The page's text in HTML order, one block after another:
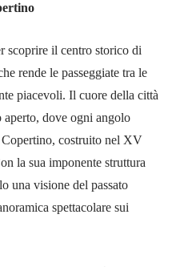
scoprire il centro storico di
rende le passeggiate tra le
piacevoli. Il cuore della città
aperto, dove ogni angolo
costruito nel XV
la sua imponente struttura
una visione del passato
spettacolare sui